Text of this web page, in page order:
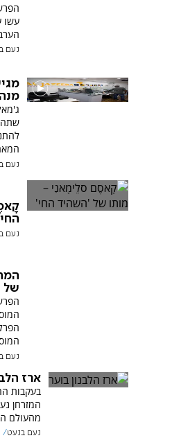
עשו
נעם
נעם
נעם
של
נעם
ארז
בעקבות
המזרחן
מהעולם
נעם בנעט